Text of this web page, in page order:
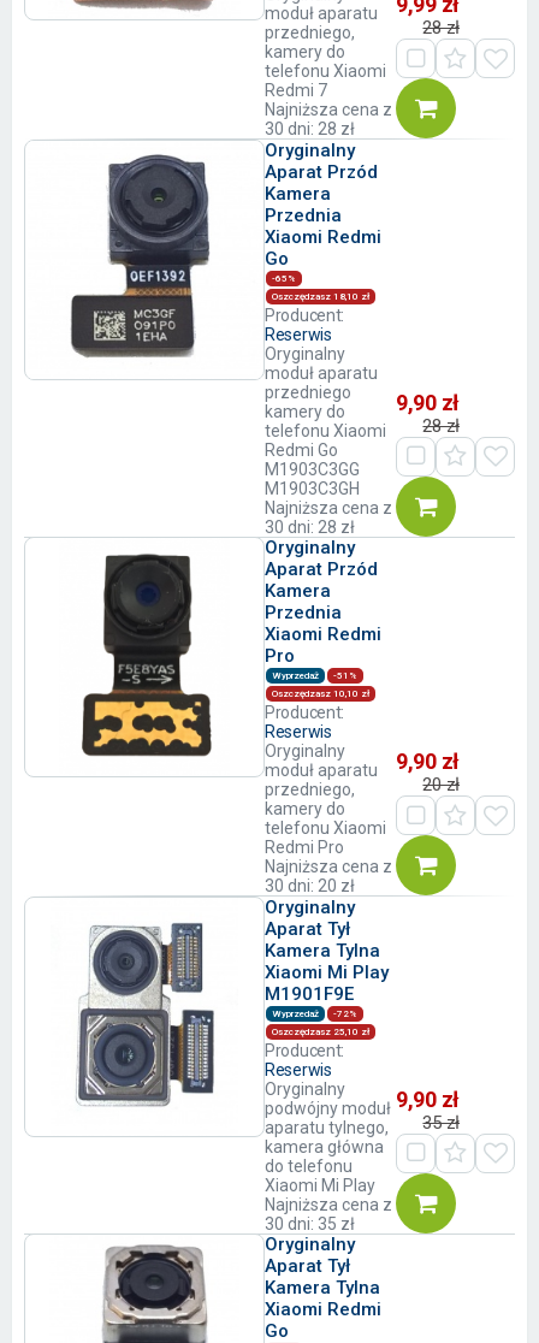
moduł aparatu
przedniego,
kamery do
telefonu Xiaomi
Redmi 7
Najniższa cena z
30 dni: 28 zł
28 zł
Oryginalny
Aparat Przód
Kamera
Przednia
Xiaomi Redmi
Go
-65%
Oszczędzasz 18,10 zł
Producent:
Reserwis
Oryginalny
moduł aparatu
przedniego
kamery do
telefonu Xiaomi
Redmi Go
M1903C3GG
M1903C3GH
Najniższa cena z
30 dni: 28 zł
9,90 zł
28 zł
Oryginalny
Aparat Przód
Kamera
Przednia
Xiaomi Redmi
Pro
Wyprzedaż
-51%
Oszczędzasz 10,10 zł
Producent:
Reserwis
Oryginalny
moduł aparatu
przedniego,
kamery do
telefonu Xiaomi
Redmi Pro
Najniższa cena z
30 dni: 20 zł
9,90 zł
20 zł
Oryginalny
Aparat Tył
Kamera Tylna
Xiaomi Mi Play
M1901F9E
Wyprzedaż
-72%
Oszczędzasz 25,10 zł
Producent:
Reserwis
Oryginalny
podwójny moduł
aparatu tylnego,
kamera główna
do telefonu
Xiaomi Mi Play
Najniższa cena z
30 dni: 35 zł
9,90 zł
35 zł
Oryginalny
Aparat Tył
Kamera Tylna
Xiaomi Redmi
Go